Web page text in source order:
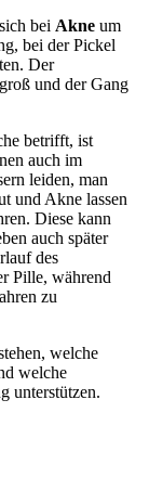
bei Akne um
bei der Pickel
Der
und der Gang
betrifft, ist
auch im
leiden, man
und Akne lassen
Diese kann
auch später
des
Pille, während
zu
welche
welche
unterstützen.